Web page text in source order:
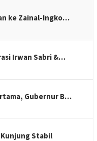
ke Zainal-Ingko…
Irwan Sabri &…
Gubernur B…
Stabil